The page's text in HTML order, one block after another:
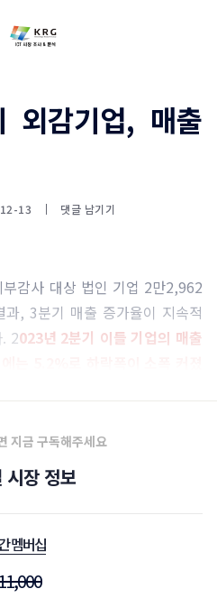
외감기업, 매출
13 댓글 남기기
감사 대상 법인 기업 2만2,962
, 3분기 매출 증가율이 지속적
2023년 2분기 이들 기업의 매출
지금 구독해주세요
시장 정보
멤버십